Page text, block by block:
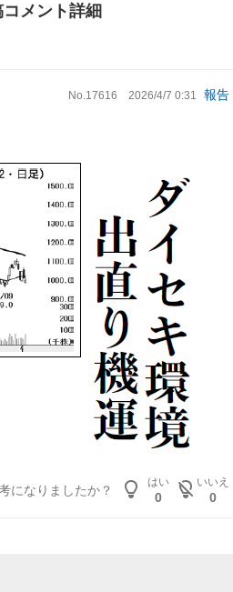
メント詳細
No. 17616 2026/4/7 0:31 報告
になりましたか？
はい
0
いいえ
0